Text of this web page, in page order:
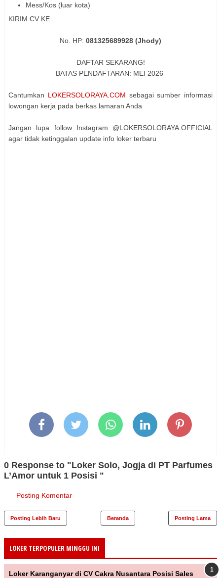
Mess/Kos (luar kota)
KIRIM CV KE:
No. HP: 081325689928 (Jhody)
DAFTAR SEKARANG!
BATAS PENDAFTARAN: MEI 2026
Cantumkan LOKERSOLORAYA.COM sebagai sumber informasi
lowongan kerja pada berkas lamaran Anda
Jangan lupa follow Instagram @LOKERSOLORAYA.OFFICIAL
agar tidak ketinggalan update info loker terbaru
0 Response to "Loker Solo, Jogja di PT Parfumes
L’Amor untuk 1 Posisi "
Posting Komentar
Posting Lebih Baru Posting Lama
Beranda
LOKER TERPOPULER MINGGU INI
Loker Karanganyar di CV Cakra Nusantara Posisi Sales